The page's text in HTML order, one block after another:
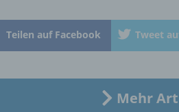
Teilen auf Facebook Tweet
Mehr
Verarbeitung ist jeder mit oder